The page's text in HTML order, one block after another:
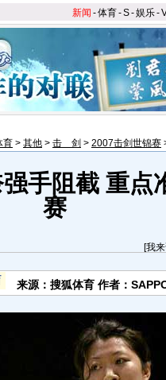
新闻 -体育-S-娱乐-
育 > 其他 > 击 剑 > 2007击剑世锦赛
手阻截 重点
赛
[我
来源：搜狐体育 作者：